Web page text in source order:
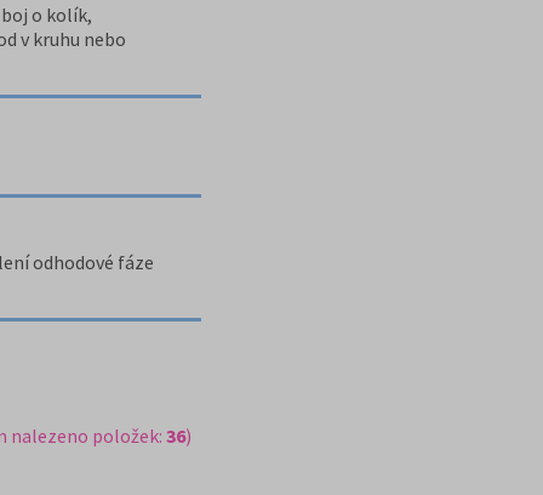
o kolík,
v kruhu nebo
odhodové fáze
nalezeno položek: 36)